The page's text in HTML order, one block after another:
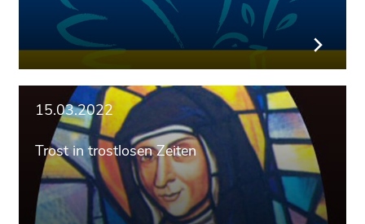
15.03.2022
Trost in trostlosen Zeiten